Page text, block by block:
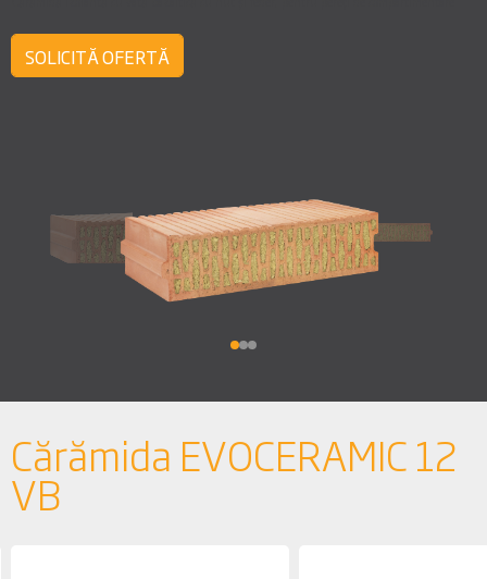
SOLICITĂ OFERTĂ
Cărămida EVOCERAMIC 12
VB